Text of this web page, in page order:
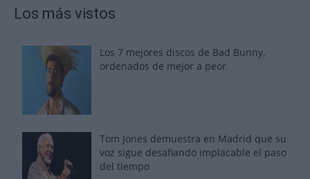
Los más vistos
Los 7 mejores discos de Bad Bunny,
ordenados de mejor a peor
Tom Jones demuestra en Madrid que su
voz sigue desafiando implacable el paso
del tiempo